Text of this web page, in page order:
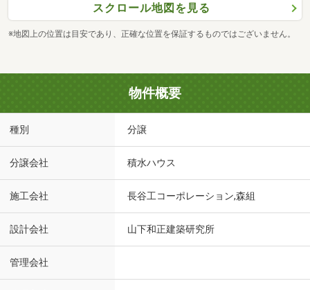
スクロール地図を見る
※地図上の位置は目安であり、正確な位置を保証するものではございません。
物件概要
種別 分譲
分譲会社 積水ハウス
施工会社 長谷工コーポレーション,森組
設計会社 山下和正建築研究所
管理会社